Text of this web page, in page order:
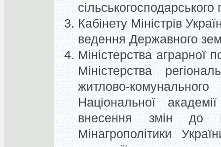
Кабінету Міністрів
ведення Державного
Міністерства аграрної
Міністерства
житлово-
Національної
внесення змін до
Мінагрополітики